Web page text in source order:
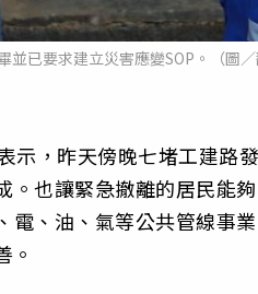
已要求建立災害應變SOP。（圖／
示，昨天傍晚七堵工建路
。也讓緊急撤離的居民能
電、油、氣等公共管線事
。